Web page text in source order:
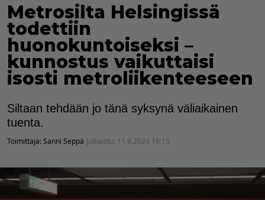
Metrosilta Helsingissä
todettiin
huonokuntoiseksi –
kunnostus vaikuttaisi
isosti metroliikenteeseen
Siltaan tehdään jo tänä syksynä väliaikainen
tuenta.
Toimittaja:Sanni Seppä Julkaistu: 11.9.2024 16:15